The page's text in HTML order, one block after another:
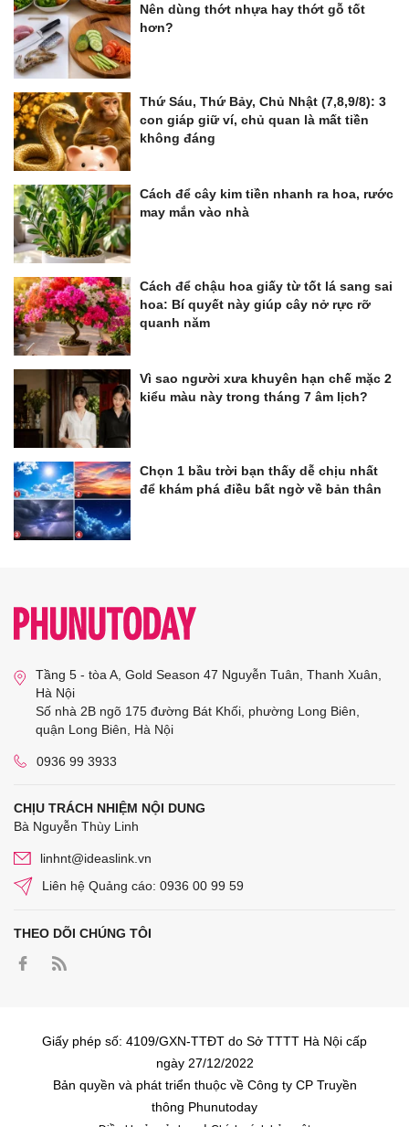
Nên dùng thớt nhựa hay thớt gỗ tốt
hơn?
Thứ Sáu, Thứ Bảy, Chủ Nhật (7,8,9/8): 3
con giáp giữ ví, chủ quan là mất tiền
không đáng
Cách để cây kim tiền nhanh ra hoa, rước
may mắn vào nhà
Cách để chậu hoa giấy từ tốt lá sang sai
hoa: Bí quyết này giúp cây nở rực rỡ
quanh năm
Vì sao người xưa khuyên hạn chế mặc 2
kiểu màu này trong tháng 7 âm lịch?
Chọn 1 bầu trời bạn thấy dễ chịu nhất
để khám phá điều bất ngờ về bản thân
Tầng 5 - tòa A, Gold Season 47 Nguyễn Tuân, Thanh Xuân,
Hà Nội
Số nhà 2B ngõ 175 đường Bát Khối, phường Long Biên,
quận Long Biên, Hà Nội
0936 99 3933
CHỊU TRÁCH NHIỆM NỘI DUNG
Bà Nguyễn Thùy Linh
linhnt@ideaslink.vn
Liên hệ Quảng cáo: 0936 00 99 59
THEO DÕI CHÚNG TÔI
Giấy phép số: 4109/GXN-TTĐT do Sở TTTT Hà Nội cấp
ngày 27/12/2022
Bản quyền và phát triển thuộc về Công ty CP Truyền
thông Phunutoday